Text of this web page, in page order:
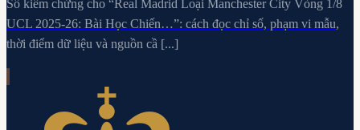
Sổ kiểm chứng cho “Real Madrid Loại Manchester City Vòng 1/8
UCL 2025-26: Bài Học Chiến…”: cách đọc chỉ số, phạm vi mẫu,
thời điểm dữ liệu và nguồn cầ [...]